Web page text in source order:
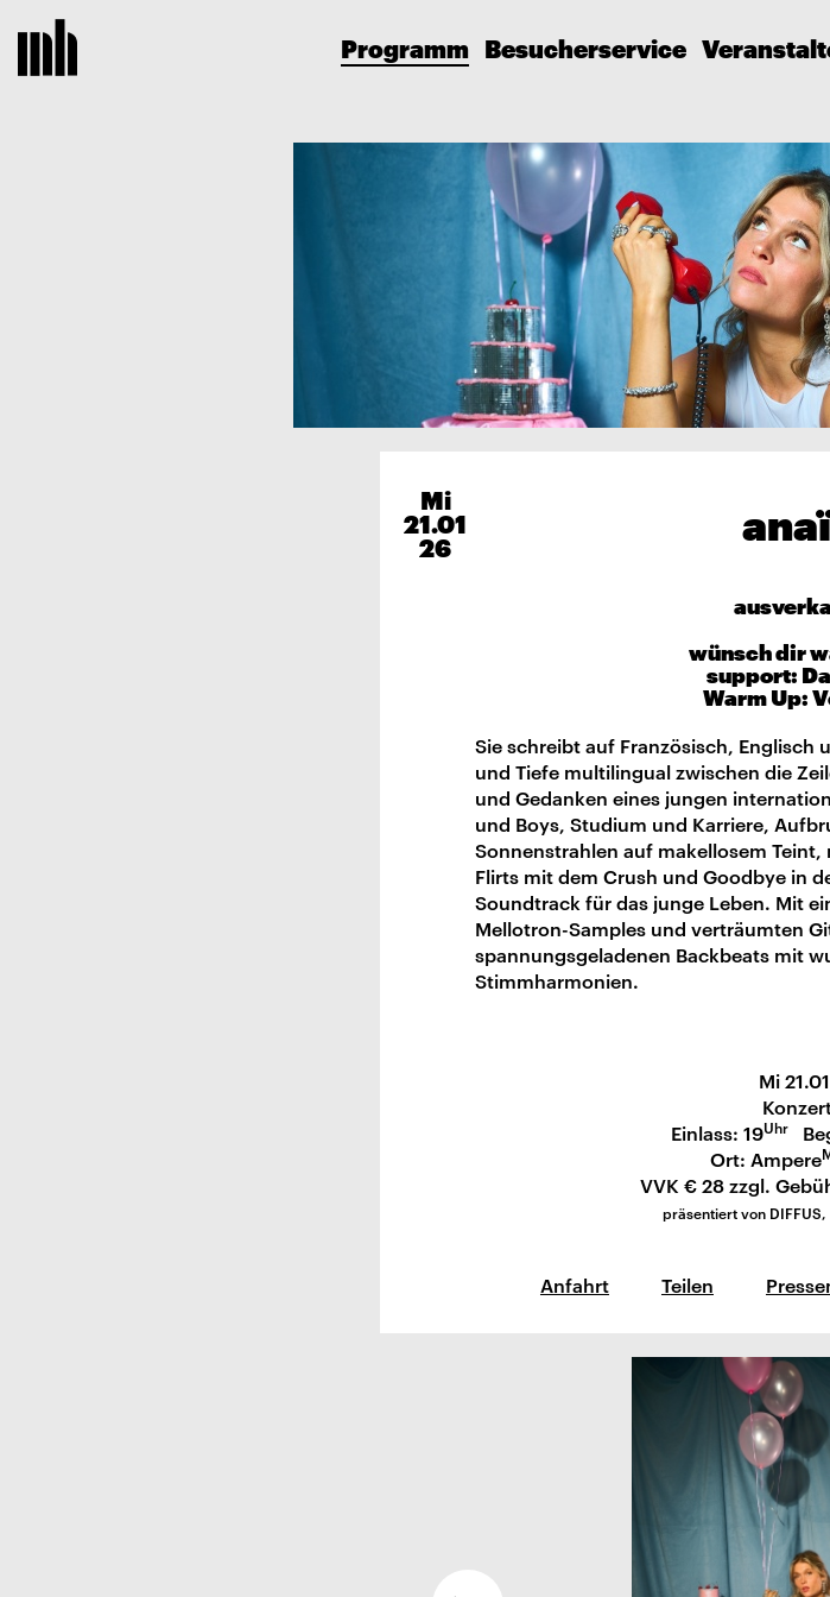
Programm Besucherservice
Mi
21.01
26
wünsch dir
support:
Warm Up:
Sie schreibt auf Französisch, Englisch
und Tiefe multilingual zwischen die
und Gedanken eines jungen
und Boys, Studium und Karriere,
Sonnenstrahlen auf makellosem
Flirts mit dem Crush und Goodbye in
Soundtrack für das junge Leben. Mit
Mellotron-Samples und verträumten
spannungsgeladenen Backbeats mit
Stimmharmonien.
Mi
Einlass: 19Uhr
Ort: Ampere
VVK € 28 zzgl.
präsentiert von
Anfahrt Teilen